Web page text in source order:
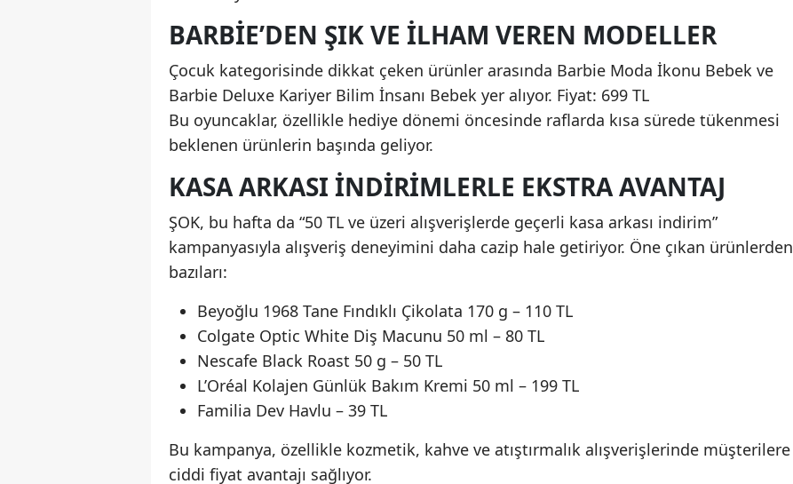
BARBIE’DEN ŞIK VE İLHAM VEREN MODELLER
Çocuk kategorisinde dikkat çeken ürünler arasında Barbie Moda İkonu Bebek ve
Barbie Deluxe Kariyer Bilim İnsanı Bebek yer alıyor. Fiyat: 699 TL
Bu oyuncaklar, özellikle hediye dönemi öncesinde raflarda kısa sürede tükenmesi
beklenen ürünlerin başında geliyor.
KASA ARKASI İNDIRIMLERLE EKSTRA AVANTAJ
ŞOK, bu hafta da “50 TL ve üzeri alışverişlerde geçerli kasa arkası indirim”
kampanyasıyla alışveriş deneyimini daha cazip hale getiriyor. Öne çıkan ürünlerden
bazıları:
Beyoğlu 1968 Tane Fındıklı Çikolata 170 g – 110 TL
Colgate Optic White Diş Macunu 50 ml – 80 TL
Nescafe Black Roast 50 g – 50 TL
L’Oréal Kolajen Günlük Bakım Kremi 50 ml – 199 TL
Familia Dev Havlu – 39 TL
Bu kampanya, özellikle kozmetik, kahve ve atıştırmalık alışverişlerinde müşterilere
ciddi fiyat avantajı sağlıyor.